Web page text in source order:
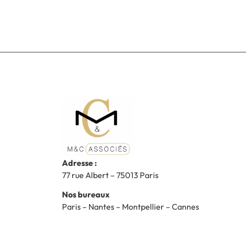
Adresse :
77 rue Albert – 75013 Paris
Nos bureaux
Paris – Nantes – Montpellier – Cannes